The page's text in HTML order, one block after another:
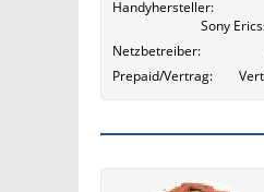
Handyhersteller
Sony
Netzbetreiber
Prepaid/Vertrag